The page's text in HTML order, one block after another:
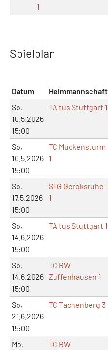
1
Spielplan
Datum Heimmannschaft
So,
10.5.2026
15:00
TA tus Stuttgart 1
So,
10.5.2026
15:00
TC Muckensturm
1
So,
17.5.2026
15:00
STG Geroksruhe
1
So,
14.6.2026
15:00
TA tus Stuttgart 1
So,
14.6.2026
15:00
TC BW
Zuffenhausen 1
So,
21.6.2026
15:00
TC Tachenberg 3
Mo,
TC BW